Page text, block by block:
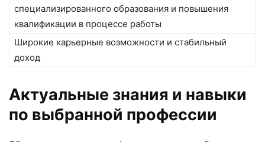
специализированного образования и повышения
квалификации в процессе работы
Широкие карьерные возможности и стабильный
доход
Актуальные знания и навыки
по выбранной профессии